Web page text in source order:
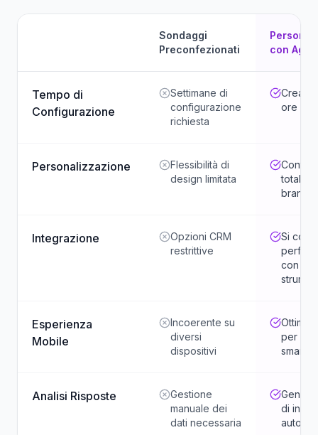
Sondaggi
Preconfezionati
con
Tempo di
Configurazione
Settimane di
configurazione
richiesta
Crea
ore
Personalizzazione
Flessibilità di
design limitata
totale
Integrazione
Opzioni CRM
restrittive
Si
con
Esperienza
Mobile
Incoerente su
diversi
dispositivi
per
Analisi Risposte
Gestione
manuale dei
dati necessaria
di